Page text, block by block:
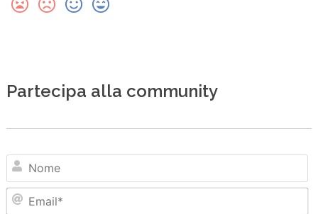
Partecipa alla community